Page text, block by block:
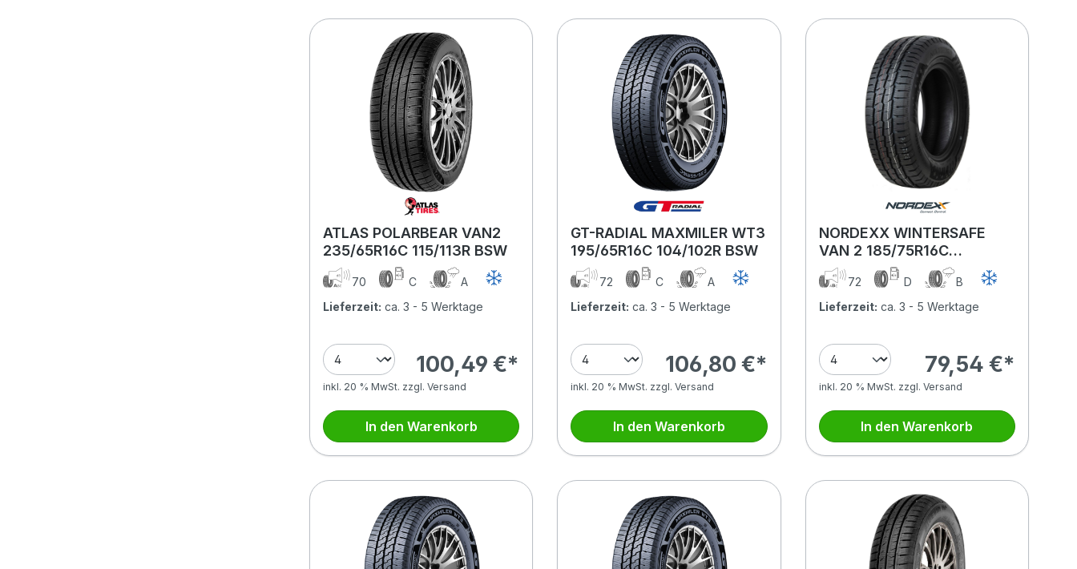
ATLAS POLARBEAR VAN2
235/65R16C 115/113R BSW
70 C
A
Lieferzeit: ca. 3 - 5 Werktage
100,49 €*
inkl. 20 % MwSt. zzgl. Versand
In den Warenkorb
GT-RADIAL MAXMILER WT3
195/65R16C 104/102R BSW
72 C
A
Lieferzeit: ca. 3 - 5 Werktage
106,80 €*
inkl. 20 % MwSt. zzgl. Versand
In den Warenkorb
NORDEXX WINTERSAFE
VAN 2 185/75R16C
104/102R NORDIC
COMPOUND BSW
72 D
B
Lieferzeit: ca. 3 - 5 Werktage
79,54 €*
inkl. 20 % MwSt. zzgl. Versand
In den Warenkorb